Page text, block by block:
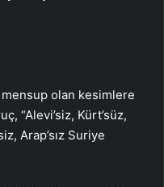
mensup olan kesimlere
“Alevi’siz, Kürt’süz,
Arap’sız Suriye